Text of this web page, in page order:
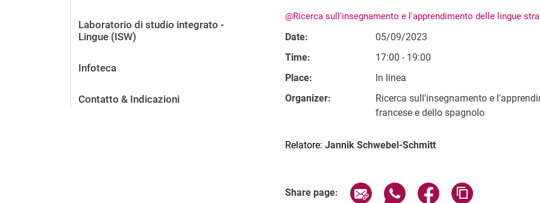
Laboratorio di studio integrato -
Lingue (ISW)
Infoteca
Contatto & Indicazioni
@Ricerca sull'insegnamento e l'apprendimento delle lingue
Date:
05/09/2023
Time:
17:00 - 19:00
Place:
In linea
Organizer:
Ricerca sull'insegnamento e
francese e dello spagnolo
Relatore:Jannik Schwebel-Schmitt
Share page: Share page via email
Share page via WhatsApp
Share page via